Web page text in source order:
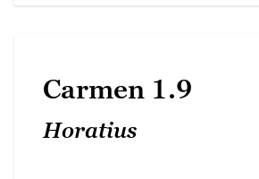
Carmen 1.9
Horatius